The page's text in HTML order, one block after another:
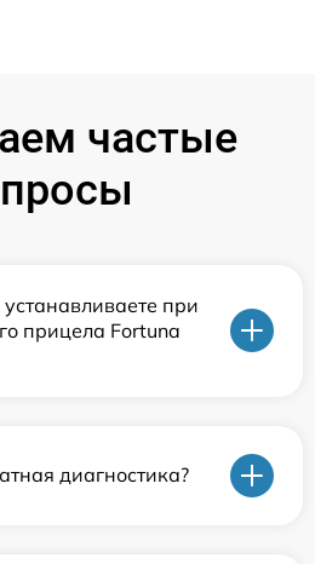
частые
при
прицела Fortuna
диагностика?